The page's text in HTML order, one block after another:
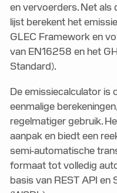
en vervoerders. Net
lijst berekent het
GLEC Framework en
van EN16258 en het
Standard).
De emissiecalculator is
eenmalige
regelmatiger gebruik.
aanpak en biedt een
semi-automatische
formaat tot volledig
basis van REST API